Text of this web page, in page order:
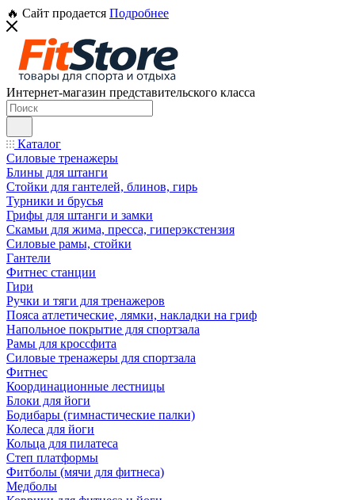
🔥 Сайт продается Подробнее
Интернет-магазин представительского класса
Каталог
Силовые тренажеры
Блины для штанги
Стойки для гантелей, блинов, гирь
Турники и брусья
Грифы для штанги и замки
Скамьи для жима, пресса, гиперэкстензия
Силовые рамы, стойки
Гантели
Фитнес станции
Гири
Ручки и тяги для тренажеров
Пояса атлетические, лямки, накладки на гриф
Напольное покрытие для спортзала
Рамы для кроссфита
Силовые тренажеры для спортзала
Фитнес
Координационные лестницы
Блоки для йоги
Бодибары (гимнастические палки)
Колеса для йоги
Кольца для пилатеса
Степ платформы
Фитболы (мячи для фитнеса)
Медболы